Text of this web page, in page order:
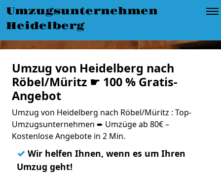
Umzugsunternehmen
Heidelberg
Umzug von Heidelberg nach
Röbel/Müritz ☛ 100 % Gratis-
Angebot
Umzug von Heidelberg nach Röbel/Müritz : Top-
Umzugsunternehmen ➨ Umzüge ab 80€ –
Kostenlose Angebote in 2 Min.
✓ Wir helfen Ihnen, wenn es um Ihren
Umzug geht!